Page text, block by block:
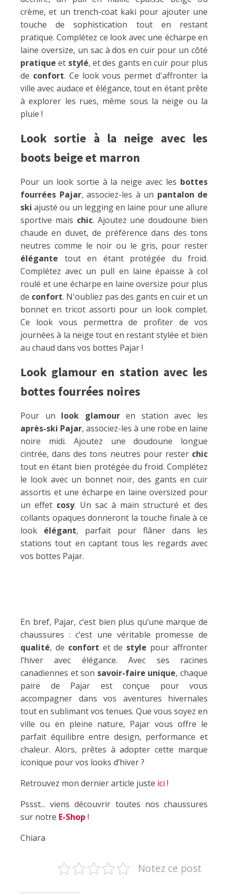
crème, et un trench-coat kaki pour ajouter une
touche de sophistication tout en restant
pratique. Complétez ce look avec une écharpe en
laine oversize, un sac à dos en cuir pour un côté
pratiqueet stylé, et des gants en cuir pour plus
de confort. Ce look vous permet d'affronter la
ville avec audace et élégance, tout en étant prête
à explorer les rues, même sous la neige ou la
pluie !
Look sortie à la neige avec les
boots beige et marron
Pour un look sortie à la neige avec les bottes
fourrées Pajar, associez-les à un pantalon de
ski ajusté ou un legging en laine pour une allure
sportive mais chic. Ajoutez une doudoune bien
chaude en duvet, de préférence dans des tons
neutres comme le noir ou le gris, pour rester
élégante tout en étant protégée du froid.
Complétez avec un pull en laine épaisse à col
roulé et une écharpe en laine oversize pour plus
de confort. N'oubliez pas des gants en cuir et un
bonnet en tricot assorti pour un look complet.
Ce look vous permettra de profiter de vos
journées à la neige tout en restant stylée et bien
au chaud dans vos bottes Pajar !
Look glamour en station avec les
bottes fourrées noires
Pour un look glamouren station avec les
après-ski Pajar, associez-les à une robe en laine
noire midi. Ajoutez une doudoune longue
cintrée, dans des tons neutres pour rester chic
tout en étant bien protégée du froid. Complétez
le look avec un bonnet noir, des gants en cuir
assortis et une écharpe en laine oversized pour
un effet cosy. Un sac à main structuré et des
collants opaques donneront la touche finale à ce
look élégant, parfait pour flâner dans les
stations tout en captant tous les regards avec
vos bottes Pajar.
En bref, Pajar, c’est bien plus qu’une marque de
chaussures : c’est une véritable promesse de
qualité, de confort et de style pour affronter
l’hiver avec élégance. Avec ses racines
canadiennes et son savoir-faire unique, chaque
paire de Pajar est conçue pour vous
accompagner dans vos aventures hivernales
tout en sublimant vos tenues. Que vous soyez en
ville ou en pleine nature, Pajar vous offre le
parfait équilibre entre design, performance et
chaleur. Alors, prêtes à adopter cette marque
iconique pour vos looks d’hiver ?
Retrouvez mon dernier article juste ici !
Pssst... viens découvrir toutes nos chaussures
sur notre E-Shop !
Chiara
Notez ce post